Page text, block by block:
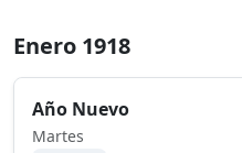
Enero 1918
Año Nuevo
Martes